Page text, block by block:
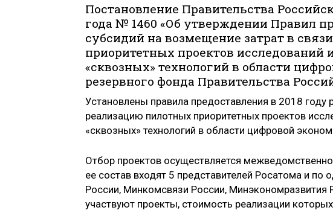
Постановление Правительства
года № 1460 «Об утверждении Правил
субсидий на возмещение затрат в
приоритетных проектов исследований
«сквозных» технологий в области
резервного фонда Правительства
Установлены правила предоставления в 2018
реализацию пилотных приоритетных проектов
«сквозных» технологий в области цифровой
Отбор проектов осуществляется
ее состав входят 5 представителей Росатома и
России, Минкомсвязи России, Минэкономразвития
участвуют проекты, стоимость реализации